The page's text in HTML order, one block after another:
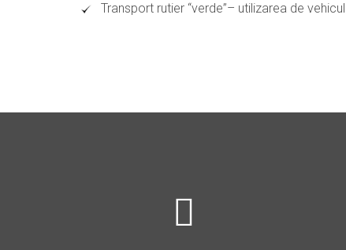
Transport rutier “verde”– utilizarea de